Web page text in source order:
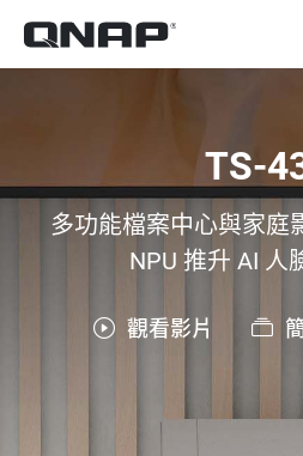
TS-
多功能檔案中心與家庭
NPU 推升 AI 人
觀看影片